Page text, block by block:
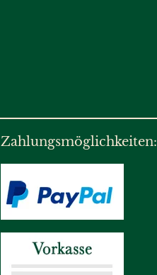
Zahlungsmöglichkeiten: